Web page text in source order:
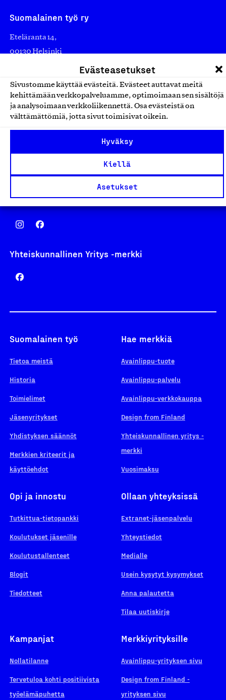
Evästeasetukset
Sivustomme käyttää evästeitä. Evästeet auttavat meitä
kehittämään verkkopalveluamme, optimoimaan sen sisältöjä
ja analysoimaan verkkoliikennettä. Osa evästeistä on
välttämättömiä, jotta sivut toimisivat oikein.
Hyväksy
Kiellä
Asetukset
Suomalainen työ ry
Eteläranta 14,
00130 Helsinki
asiakaspalvelu@suomalainentyo.fi
laskutus@suomalainentyo.fi
Design From Finland
Yhteiskunnallinen Yritys -merkki
Suomalainen työ
Tietoa meistä
Historia
Toimielimet
Jäsenyritykset
Yhdistyksen säännöt
Merkkien kriteerit ja
käyttöehdot
Hae merkkiä
Avainlippu-tuote
Avainlippu-palvelu
Avainlippu-verkkokauppa
Design from Finland
Yhteiskunnallinen yritys -
merkki
Vuosimaksu
Opi ja innostu
Tutkittua-tietopankki
Koulutukset jäsenille
Koulutustallenteet
Blogit
Tiedotteet
Ollaan yhteyksissä
Extranet-jäsenpalvelu
Yhteystiedot
Medialle
Usein kysytyt kysymykset
Anna palautetta
Tilaa uutiskirje
Kampanjat
Nollatilanne
Tervetuloa kohti positiivista
työelämäpuhetta
Merkkiyrityksille
Avainlippu-yrityksen sivu
Design from Finland -
yrityksen sivu